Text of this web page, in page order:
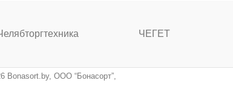
ЧЕГЕТ
Bonasort.by, ООО “Бонасорт”,